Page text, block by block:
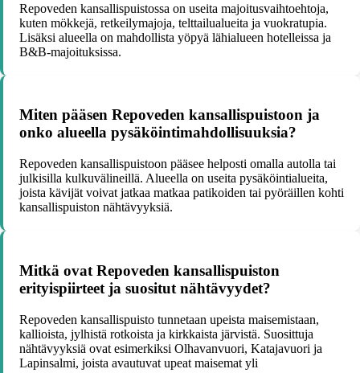
Repoveden kansallispuistossa on useita majoitusvaihtoehtoja,
kuten mökkejä, retkeilymajoja, telttailualueita ja vuokratupia.
Lisäksi alueella on mahdollista yöpyä lähialueen hotelleissa ja
B&B-majoituksissa.
Miten pääsen Repoveden kansallispuistoon ja
onko alueella pysäköintimahdollisuuksia?
Repoveden kansallispuistoon pääsee helposti omalla autolla tai
julkisilla kulkuvälineillä. Alueella on useita pysäköintialueita,
joista kävijät voivat jatkaa matkaa patikoiden tai pyöräillen kohti
kansallispuiston nähtävyyksiä.
Mitkä ovat Repoveden kansallispuiston
erityispiirteet ja suositut nähtävyydet?
Repoveden kansallispuisto tunnetaan upeista maisemistaan,
kallioista, jylhistä rotkoista ja kirkkaista järvistä. Suosittuja
nähtävyyksiä ovat esimerkiksi Olhavanvuori, Katajavuori ja
Lapinsalmi, joista avautuvat upeat maisemat yli